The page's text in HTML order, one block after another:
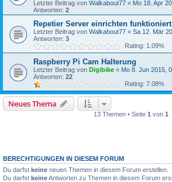
Letzter Beitrag von Walkabout77 « Mo 18. Apr
Antworten: 2
Repetier Server einrichten
Letzter Beitrag von Walkabout77 « Sa 12. Mär
Antworten: 3
Rating: 1.09%
Raspberry Pi Cam Halterung
Letzter Beitrag von Digibike « Mo 8. Jun 2015,
Antworten: 22
Rating: 7.08%
Neues Thema
13 Themen • Seite 1 von 1
BERECHTIGUNGEN IN DIESEM FORUM
Du darfst keine neuen Themen in diesem Forum erstellen.
Du darfst keineAntworten zu Themen in diesem Forum